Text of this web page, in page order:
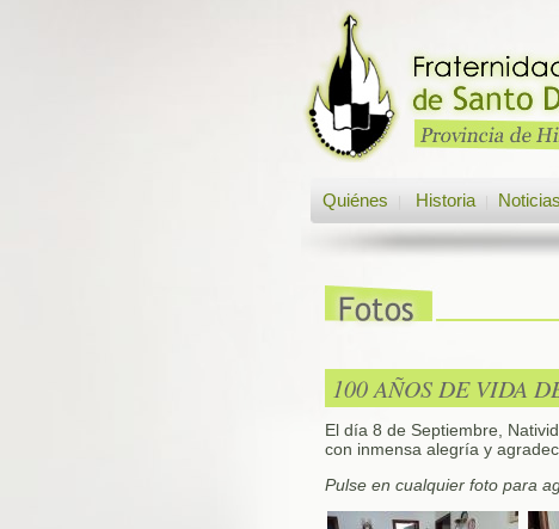
Quiénes Historia Noticias
100 AÑOS DE VIDA
El día 8 de Septiembre,
con inmensa alegría y
Pulse en cualquier foto para